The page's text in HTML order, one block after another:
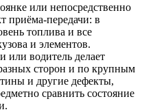
или непосредственно
приёма-передачи: в
топлива и все
и элементов.
или водитель делает
сторон и по крупным
и другие дефекты,
сравнить состояние